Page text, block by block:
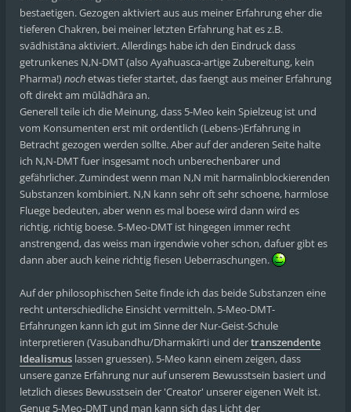
bestaetigen. Gezogen aktiviert aus aus meiner Erfahrung eher die
tieferen Chakren, bei meiner letzten Erfahrung hat es z.B.
svādhistāna aktiviert. Allerdings habe ich den Eindruck dass
getrunkenes N,N-DMT (also Ayahuasca-artige Zubereitung, kein
Pharma!)nochetwas tiefer startet, das faengt aus meiner Erfahrung
oft direkt am mūlādhāra an.
Generell teile ich die Meinung, dass 5-Meo kein Spielzeug ist und
vom Konsumenten erst mit ordentlich (Lebens-)Erfahrung in
Betracht gezogen werden sollte. Aber auf der anderen Seite halte
ich N,N-DMT fuer insgesamt noch unberechenbarer und
gefährlicher. Zumindest wenn man N,N mit harmalinblockierenden
Substanzen kombiniert. N,N kann sehr oft sehr schoene, harmlose
Fluege bedeuten, aber wenn es mal boese wird dann wird es
richtig, richtig boese. 5-Meo-DMT ist hingegen immer recht
anstrengend, das weiss man irgendwie voher schon, dafuer gibt es
dann aber auch keine richtig fiesen Ueberraschungen.
Auf der philosophischen Seite finde ich das beide Substanzen eine
recht unterschiedliche Einsicht vermitteln. 5-Meo-DMT-
Erfahrungen kann ich gut im Sinne der Nur-Geist-Schule
interpretieren (Vasubandhu/Dharmakīrti und dertranszendente
Idealismus lassen gruessen). 5-Meo kann einem zeigen, dass
unsere ganze Erfahrung nur auf unserem Bewusstsein basiert und
letzlich dieses Bewusstsein der 'Creator' unserer eigenen Welt ist.
Genug 5-Meo-DMT und man kann sich das Licht der